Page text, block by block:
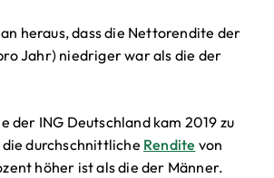
heraus, dass die Nettorendite der
Jahr) niedriger war als die der
der ING Deutschland kam 2019 zu
die durchschnittliche Rendite von
höher ist als die der Männer.